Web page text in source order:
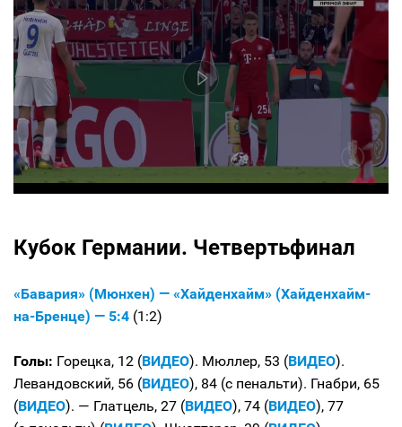
Кубок Германии. Четвертьфинал
«Бавария» (Мюнхен) — «Хайденхайм» (Хайденхайм-
на-Бренце) — 5:4 (1:2)
Голы: Горецка, 12 (ВИДЕО). Мюллер, 53 (ВИДЕО).
Левандовский, 56 (ВИДЕО), 84 (с пенальти). Гнабри, 65
(ВИДЕО). — Глатцель, 27 (ВИДЕО), 74 (ВИДЕО), 77